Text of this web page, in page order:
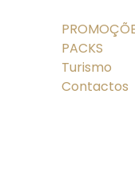
PACKS
Turismo
Contactos